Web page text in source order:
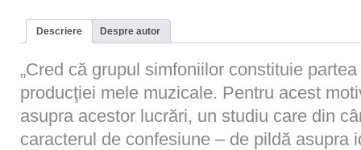
Descriere Despre autor
„Cred că grupul simfoniilor constituie
producţiei mele muzicale. Pentru acest
asupra acestor lucrări, un studiu care din
caracterul de confesiune – de pildă asupra